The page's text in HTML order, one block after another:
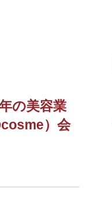
の美容業
）会